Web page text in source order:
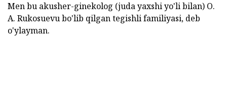
Men bu akusher-ginekolog (juda yaxshi yo'li bilan) O.
A. Rukosuevu bo'lib qilgan tegishli familiyasi, deb
o'ylayman.